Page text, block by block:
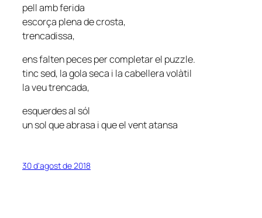
pell amb ferida
escorça plena de crosta,
trencadissa,
ens falten peces per completar el puzzle.
tinc sed, la gola seca i la cabellera volàtil
la veu trencada,
esquerdes al sól
un sol que abrasa i que el vent atansa
30 d'agost de 2018